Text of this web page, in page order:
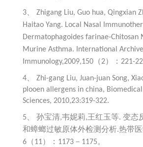
3、
Zhigang Liu, Guo hua, Qingxian
Haitao Yang. Local Nasal
Dermatophagoides farinae-Chitosan
Murine Asthma. International
Immunology,2009,150 （2）： 221-
4、
Zhi-gang Liu, Juan-juan Song,
plooen allergens in china,
Sciences, 2010,23:319-322.
5、 孙宝清,韦妮莉,王红玉等.变态
和蟑螂过敏原体外检测分析.热带医
6 （11）： 1173 － 1175。